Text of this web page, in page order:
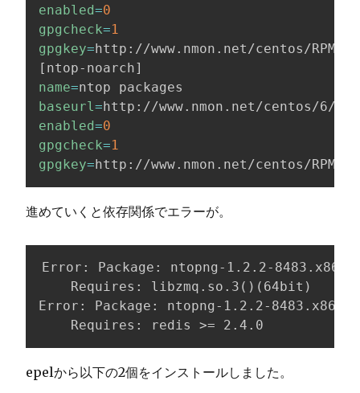
enabled=0
gpgcheck=1
gpgkey=
[ ntop-noarch]
name=
baseurl =
enabled=0
gpgcheck=1
gpgkey=http://www.nmon.net/centos/RPM-
進めていくと依存関係でエラーが。
Error: Package: ntopng-1.2.2-
    Requires: libzmq.so.3()(64bit)
Error: Package: ntopng-1.2.2-
    Requires: redis >= 2.4.0
epelから以下の2個をインストールしました。